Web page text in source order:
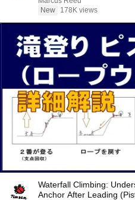
New
178K views
Waterfall Climbing:
Anchor After Leading